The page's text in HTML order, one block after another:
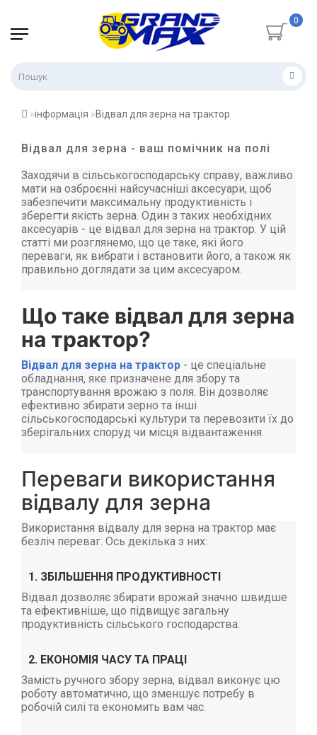
0
інформація Відвал для зерна на трактор
Відвал для зерна - ваш помічник на полі
Заходячи в сільськогосподарську справу, важливо
мати на озброєнні найсучасніші аксесуари, щоб
забезпечити максимальну продуктивність і
зберегти якість зерна. Один з таких необхідних
аксесуарів - це відвал для зерна на трактор. У цій
статті ми розглянемо, що це таке, які його
переваги, як вибрати і встановити його, а також як
правильно доглядати за цим аксесуаром.
Що таке відвал для зерна
на трактор?
Відвал для зерна на трактор - це спеціальне
обладнання, яке призначене для збору та
транспортування врожаю з поля. Він дозволяє
ефективно збирати зерно та інші
сільськогосподарські культури та перевозити їх до
зберігальних споруд чи місця відвантаження.
Переваги використання
відвалу для зерна
Використання відвалу для зерна на трактор має
безліч переваг. Ось декілька з них:
1. ЗБІЛЬШЕННЯ ПРОДУКТИВНОСТІ
Відвал дозволяє збирати врожай значно швидше
та ефективніше, що підвищує загальну
продуктивність сільського господарства.
2. ЕКОНОМІЯ ЧАСУ ТА ПРАЦІ
Замість ручного збору зерна, відвал виконує цю
роботу автоматично, що зменшує потребу в
робочій силі та економить вам час.